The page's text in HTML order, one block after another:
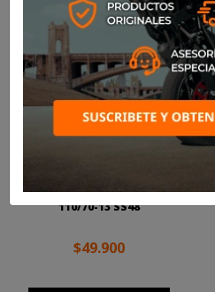
NEUMÁTICO RINALDI
110/70-13 SS48
$49.900